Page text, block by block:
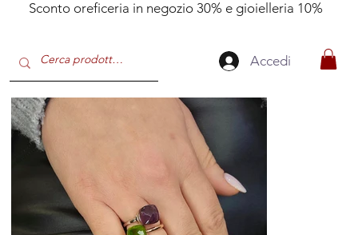
Sconto oreficeria in negozio 30% e gioielleria 10%
Accedi